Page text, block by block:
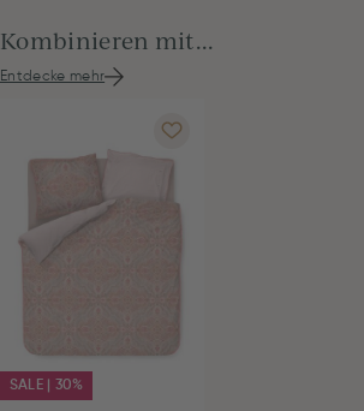
Kombinieren mit...
Entdecke mehr
SALE | 30%